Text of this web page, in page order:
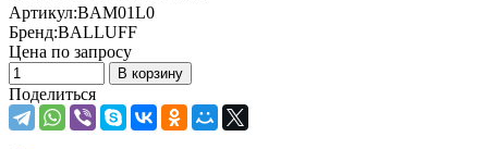
Артикул:BAM01L0
Бренд:BALLUFF
Цена по запросу
В корзину
Поделиться